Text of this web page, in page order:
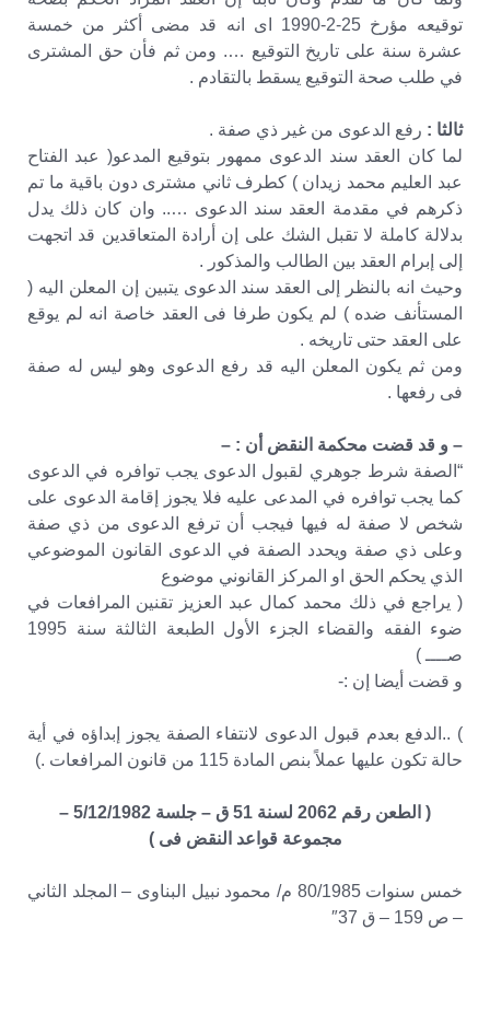
توقيعه مؤرخ 25-2-1990 اى انه قد مضى أكثر من خمسة
عشرة سنة على تاريخ التوقيع …. ومن ثم فأن حق المشترى
في طلب صحة التوقيع يسقط بالتقادم .
ثالثا : رفع الدعوى من غير ذي صفة .
لما كان العقد سند الدعوى ممهور بتوقيع المدعو( عبد الفتاح
عبد العليم محمد زيدان ) كطرف ثاني مشترى دون باقية ما تم
ذكرهم في مقدمة العقد سند الدعوى ….. وان كان ذلك يدل
بدلالة كاملة لا تقبل الشك على إن أرادة المتعاقدين قد اتجهت
إلى إبرام العقد بين الطالب والمذكور .
وحيث انه بالنظر إلى العقد سند الدعوى يتبين إن المعلن اليه (
المستأنف ضده ) لم يكون طرفا فى العقد خاصة انه لم يوقع
على العقد حتى تاريخه .
ومن ثم يكون المعلن اليه قد رفع الدعوى وهو ليس له صفة
فى رفعها .
– و قد قضت محكمة النقض أن : –
“الصفة شرط جوهري لقبول الدعوى يجب توافره في الدعوى
كما يجب توافره في المدعى عليه فلا يجوز إقامة الدعوى على
شخص لا صفة له فيها فيجب أن ترفع الدعوى من ذي صفة
وعلى ذي صفة ويحدد الصفة في الدعوى القانون الموضوعي
الذي يحكم الحق او المركز القانوني موضوع
( يراجع في ذلك محمد كمال عبد العزيز تقنين المرافعات في
ضوء الفقه والقضاء الجزء الأول الطبعة الثالثة سنة 1995
صــــ )
و قضت أيضا إن :-
) ..الدفع بعدم قبول الدعوى لانتفاء الصفة يجوز إبداؤه في أية
حالة تكون عليها عملاً بنص المادة 115 من قانون المرافعات .)
( الطعن رقم 2062 لسنة 51 ق – جلسة 5/12/1982 –
مجموعة قواعد النقض فى )
خمس سنوات 80/1985 م/ محمود نبيل البناوى – المجلد الثاني
– ص 159 – ق 37″